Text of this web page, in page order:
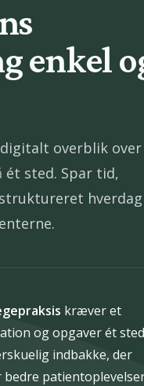
enkel
overblik over
ét sted. Spar tid,
hverdag
kræver et
og opgaver ét
indbakke, der